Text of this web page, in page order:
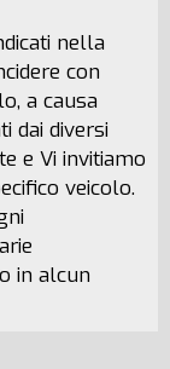
nella
con
a causa
dai diversi
e Vi invitiamo
veicolo.
in alcun